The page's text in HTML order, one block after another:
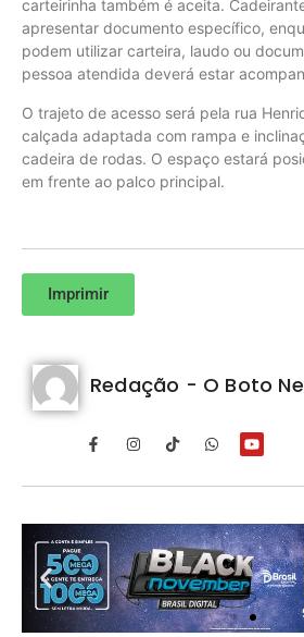
carteirinha também é aceita.
apresentar documento específico,
podem utilizar carteira, laudo ou
pessoa atendida deverá estar
O trajeto de acesso será pela rua
calçada adaptada com rampa e
cadeira de rodas. O espaço estará
em frente ao palco principal.
Imprimir
Redação - O Boto